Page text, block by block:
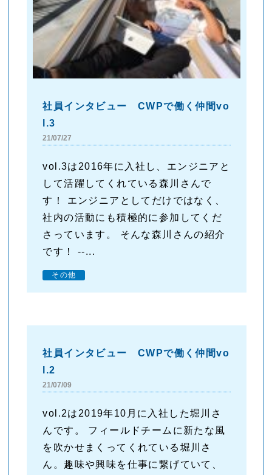
社員インタビュー CWPで働く仲間vo
l.3
21/07/27
vol.3は2016年に入社し、エンジニアと
して活躍してくれている森川さんで
す！ エンジニアとしてだけではなく、
社内の活動にも積極的に参加してくだ
さっています。 そんな森川さんの紹介
です！ --...
その他
社員インタビュー CWPで働く仲間vo
l.2
21/07/09
vol.2は2019年10月に入社した堀川さ
んです。 フィールドチームに新たな風
を吹かせまくってくれている堀川さ
ん。趣味や興味を仕事に繋げていて、